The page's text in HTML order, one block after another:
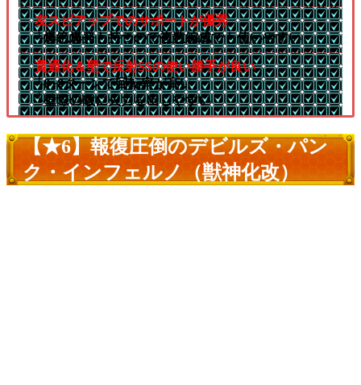
友スピアップでのサポートが優秀
└爆絶爆発も持つので複数編成でも使いやすい
貫通化＆壁で反射SSの使い勝手が良い
└8+8ターンで回転率が高い
└壁際の敵に火力を出しやすい
【★6】報復圧倒のデビルズ・パン
ク・インフェルノ（獣神化改）